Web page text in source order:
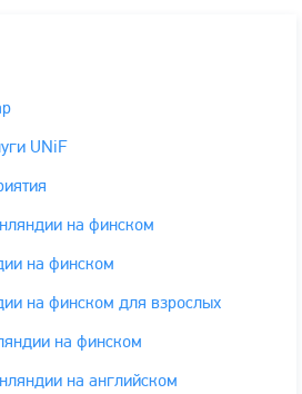
UNiF
на финском
на финском
на финском для взрослых
на финском
на английском